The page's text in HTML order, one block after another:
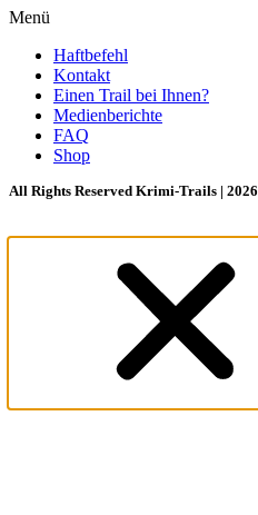
Menü
Haftbefehl
Kontakt
Einen Trail bei Ihnen?
Medienberichte
FAQ
Shop
All Rights Reserved Krimi-Trails | 2026